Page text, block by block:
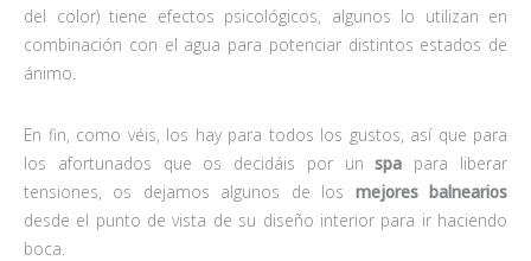
del color) tiene efectos psicológicos, algunos lo utilizan en
combinación con el agua para potenciar distintos estados de
ánimo.
En fin, como véis, los hay para todos los gustos, así que para
los afortunados que os decidáis por un spa para liberar
tensiones, os dejamos algunos de los mejores balnearios
desde el punto de vista de su diseño interior para ir haciendo
boca.